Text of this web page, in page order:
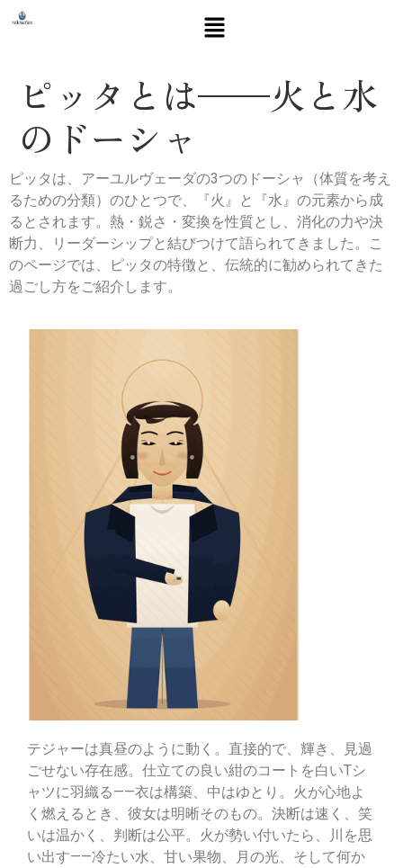
ピッタとは——火と水
のドーシャ
ピッタは、アーユルヴェーダの3つのドーシャ（体質を考え
るための分類）のひとつで、『火』と『水』の元素から成
るとされます。熱・鋭さ・変換を性質とし、消化の力や決
断力、リーダーシップと結びつけて語られてきました。こ
のページでは、ピッタの特徴と、伝統的に勧められてきた
過ごし方をご紹介します。
テジャーは真昼のように動く。直接的で、輝き、見過
ごせない存在感。仕立ての良い紺のコートを白いTシ
ャツに羽織る——衣は構築、中はゆとり。火が心地よ
く燃えるとき、彼女は明晰そのもの。決断は速く、笑
いは温かく、判断は公平。火が勢い付いたら、川を思
い出す——冷たい水、甘い果物、月の光、そして何か